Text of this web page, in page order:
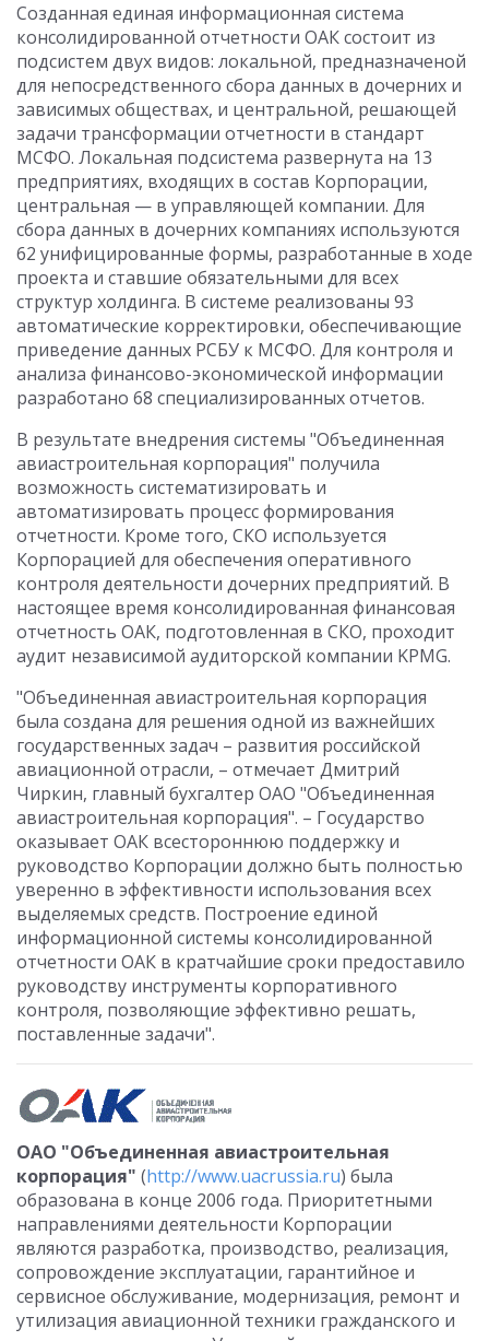
Созданная единая информационная система
консолидированной отчетности ОАК состоит из
подсистем двух видов: локальной, предназначеной
для непосредственного сбора данных в дочерних и
зависимых обществах, и центральной, решающей
задачи трансформации отчетности в стандарт
МСФО. Локальная подсистема развернута на 13
предприятиях, входящих в состав Корпорации,
центральная — в управляющей компании. Для
сбора данных в дочерних компаниях используются
62 унифицированные формы, разработанные в ходе
проекта и ставшие обязательными для всех
структур холдинга. В системе реализованы 93
автоматические корректировки, обеспечивающие
приведение данных РСБУ к МСФО. Для контроля и
анализа финансово-экономической информации
разработано 68 специализированных отчетов.
В результате внедрения системы "Объединенная
авиастроительная корпорация" получила
возможность систематизировать и
автоматизировать процесс формирования
отчетности. Кроме того, СКО используется
Корпорацией для обеспечения оперативного
контроля деятельности дочерних предприятий. В
настоящее время консолидированная финансовая
отчетность ОАК, подготовленная в СКО, проходит
аудит независимой аудиторской компании KPMG.
"Объединенная авиастроительная корпорация
была создана для решения одной из важнейших
государственных задач – развития российской
авиационной отрасли, – отмечает Дмитрий
Чиркин, главный бухгалтер ОАО "Объединенная
авиастроительная корпорация". – Государство
оказывает ОАК всестороннюю поддержку и
руководство Корпорации должно быть полностью
уверенно в эффективности использования всех
выделяемых средств. Построение единой
информационной системы консолидированной
отчетности ОАК в кратчайшие сроки предоставило
руководству инструменты корпоративного
контроля, позволяющие эффективно решать,
поставленные задачи".
ОАО "Объединенная авиастроительная
корпорация" (http://www.uacrussia.ru) была
образована в конце 2006 года. Приоритетными
направлениями деятельности Корпорации
являются разработка, производство, реализация,
сопровождение эксплуатации, гарантийное и
сервисное обслуживание, модернизация, ремонт и
утилизация авиационной техники гражданского и